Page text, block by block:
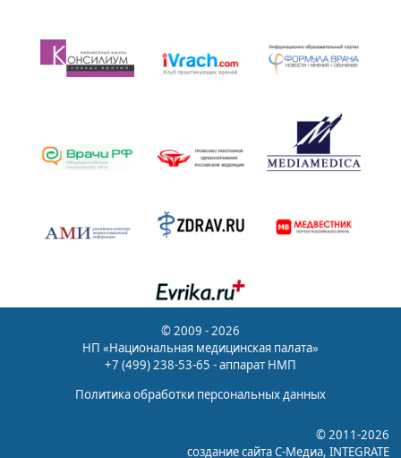
© 2009 - 2026
НП «Национальная медицинская палата»
+7 (499) 238-53-65 - аппарат НМП
Политика обработки персональных данных
© 2011-2026
создание сайтаС-Медиа, INTEGRATE